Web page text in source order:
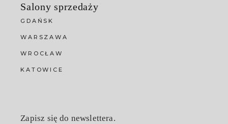
Salony sprzedaży
GDAŃSK
WARSZAWA
WROCŁAW
KATOWICE
Zapisz się do newslettera.